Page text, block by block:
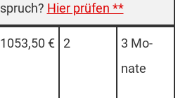
Hier prüfen **
1053,50 € 2
3 Mo­
nate